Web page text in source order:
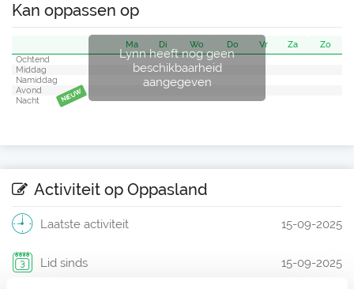
Kan oppassen op
Lynn heeft nog geen
beschikbaarheid
aangegeven
Ma Di Wo Do Vr Za
Zo
Ochtend
Middag
Namiddag
Avond
Nacht
NIEUW
Activiteit op Oppasland
Laatste activiteit 15-09-2025
Lid sinds 15-09-2025